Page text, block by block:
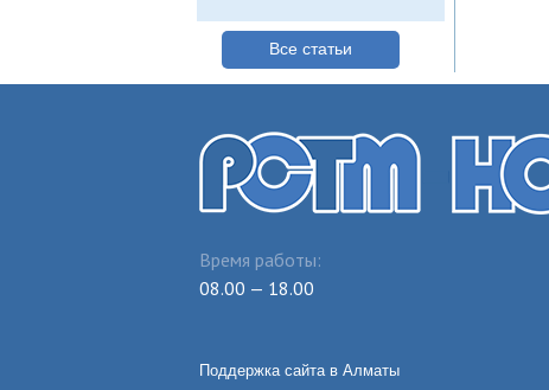
Все статьи
Время работы:
08.00 — 18.00
Поддержка сайта в Алматы